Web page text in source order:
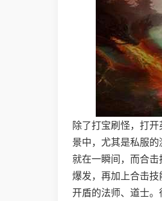
除了打宝刷怪，打
景中，尤其是私服
就在一瞬间，而合
爆发，再加上合击
开盾的法师、道士